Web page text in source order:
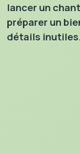
lancer un
préparer un
détails